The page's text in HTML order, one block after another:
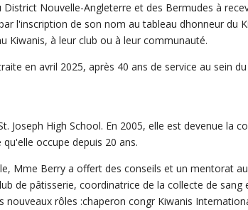
Nouvelle-Angleterre et des Bermudes à
l'inscription de son nom au tableau dhonneur du
Kiwanis, à leur club ou à leur communauté.
en avril 2025, après 40 ans de service au sein
Joseph High School. En 2005, elle est devenue la
occupe depuis 20 ans.
Mme Berry a offert des conseils et un mentorat
de pâtisserie, coordinatrice de la collecte de
nouveaux rôles :chaperon congr Kiwanis